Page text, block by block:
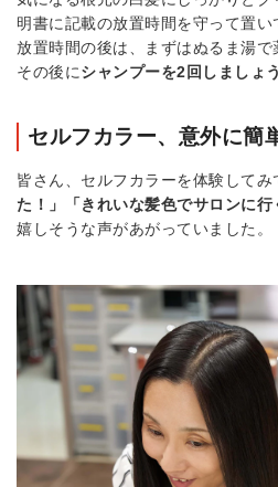
明書に記載の放置時間を守って置い
放置時間の後は、まずはぬるま湯で
その後にシャンプーを2回しましょう
セルフカラー、意外に簡
皆さん、セルフカラーを体験してみ
た！」「きれいな髪色でサロンに行
嬉しそうな声があがっていました。